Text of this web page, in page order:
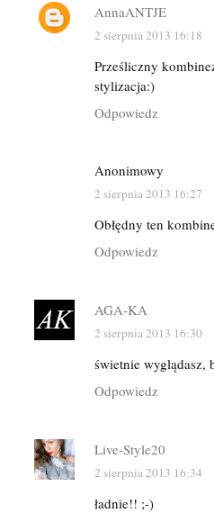
AnnaANTJE
2 sierpnia 2013 16:18
Prześliczny
stylizacja:)
Odpowiedz
Anonimowy
2 sierpnia 2013 16:27
Obłędny ten
Odpowiedz
AGA-KA
2 sierpnia 2013 16:30
świetnie wyglądasz,
Odpowiedz
Live-Style20
2 sierpnia 2013 16:34
ładnie!! ;-)